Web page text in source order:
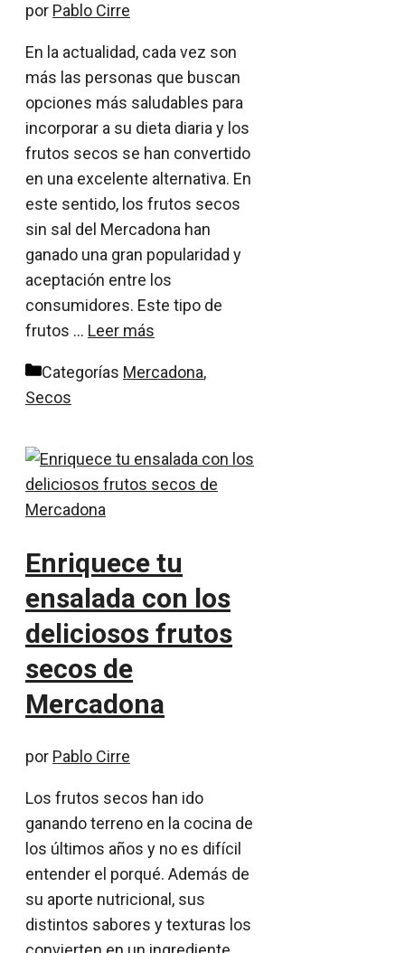
por Pablo Cirre
En la actualidad, cada vez son
más las personas que buscan
opciones más saludables para
incorporar a su dieta diaria y los
frutos secos se han convertido
en una excelente alternativa. En
este sentido, los frutos secos
sin sal del Mercadona han
ganado una gran popularidad y
aceptación entre los
consumidores. Este tipo de
frutos … Leer más
Categorías Mercadona,
Secos
Enriquece tu
ensalada con los
deliciosos frutos
secos de
Mercadona
por Pablo Cirre
Los frutos secos han ido
ganando terreno en la cocina de
los últimos años y no es difícil
entender el porqué. Además de
su aporte nutricional, sus
distintos sabores y texturas los